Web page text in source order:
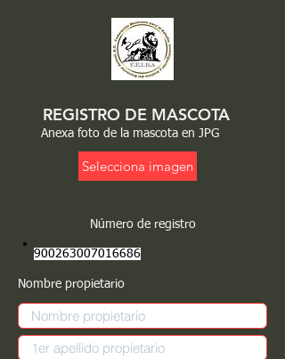
REGISTRO DE MASCOTA
Anexa foto de la mascota en JPG
Selecciona imagen
Número de registro
900263007016686
Nombre propietario